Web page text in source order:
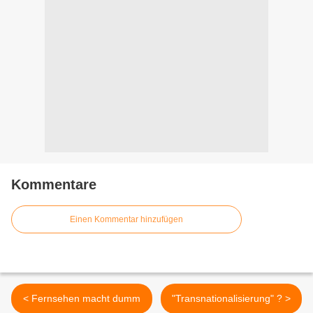
Kommentare
Einen Kommentar hinzufügen
< Fernsehen macht dumm "Transnationalisierung" ? >